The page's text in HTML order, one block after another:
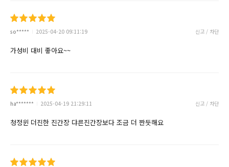
so***** 2025-04-20 09:11:19 신고 / 차단
가성비 대비 좋아요~~
ha******* 2025-04-19 21:29:11 신고 / 차단
청정윈 더진한 진간장 댜른진간장보다 조금 더 짠듯해요